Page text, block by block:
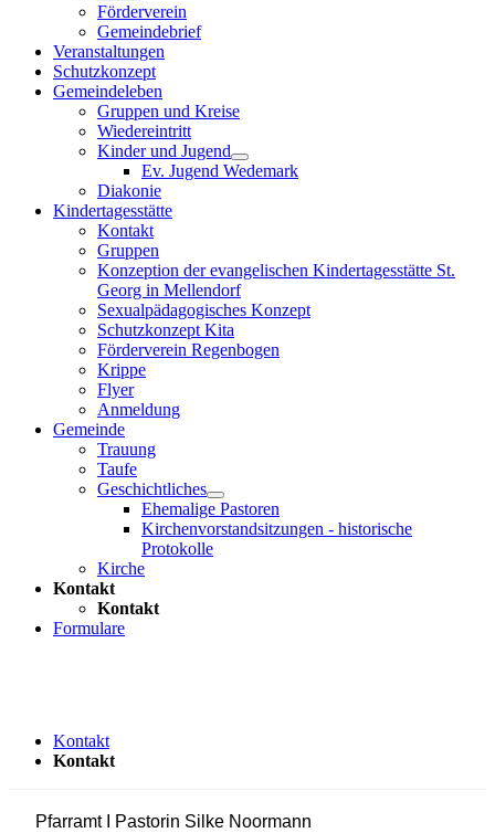
Förderverein
Gemeindebrief
Veranstaltungen
Schutzkonzept
Gemeindeleben
Gruppen und Kreise
Wiedereintritt
Kinder und Jugend
Ev. Jugend Wedemark
Diakonie
Kindertagesstätte
Kontakt
Gruppen
Konzeption der evangelischen Kindertagesstätte St.
Georg in Mellendorf
Sexualpädagogisches Konzept
Schutzkonzept Kita
Förderverein Regenbogen
Krippe
Flyer
Anmeldung
Gemeinde
Trauung
Taufe
Geschichtliches
Ehemalige Pastoren
Kirchenvorstandsitzungen - historische
Protokolle
Kirche
Kontakt
Kontakt
Formulare
Kontakt
Kontakt
Pfarramt I Pastorin Silke Noormann